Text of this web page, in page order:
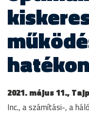
2021. május 11.,
Inc., a számítási-, a